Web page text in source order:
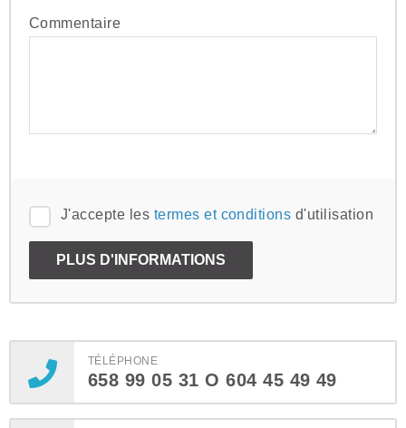
Commentaire
J'accepte les termes et conditions d'utilisation
TÉLÉPHONE
658 99 05 31 O 604 45 49 49